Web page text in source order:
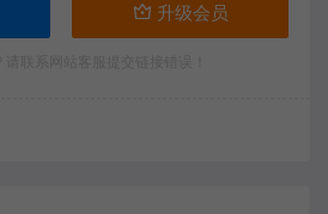
升级会员